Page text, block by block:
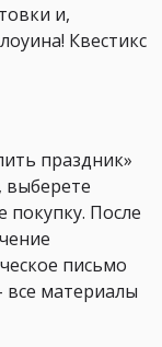
и,
Квестикс
праздник»
выберете
покупку. После
письмо
все материалы